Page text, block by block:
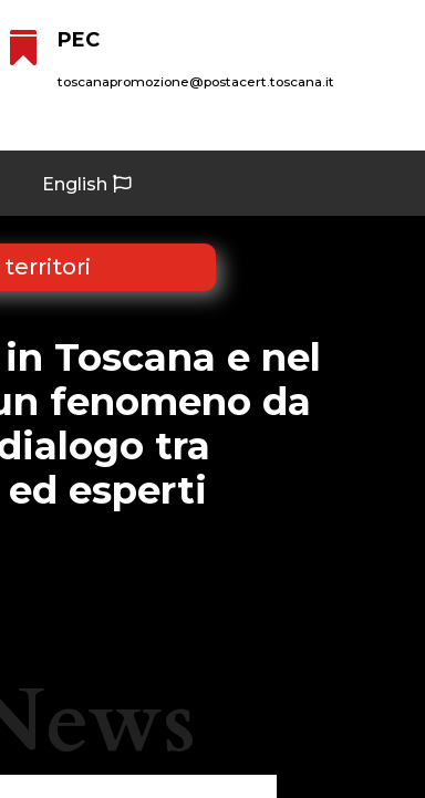
 PEC
toscanapromozione@postacert.toscana.it
English
territori
Toscana e nel
fenomeno da
tra
esperti